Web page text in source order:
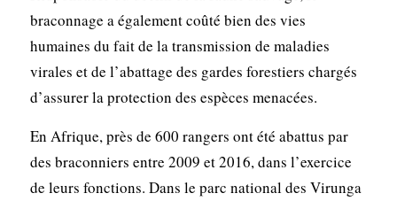
braconnage a également coûté bien des vies
humaines du fait de la transmission de maladies
virales et de l’abattage des gardes forestiers chargés
d’assurer la protection des espèces menacées.
En Afrique, près de 600 rangers ont été abattus par
des braconniers entre 2009 et 2016, dans l’exercice
de leurs fonctions. Dans le parc national des Virunga